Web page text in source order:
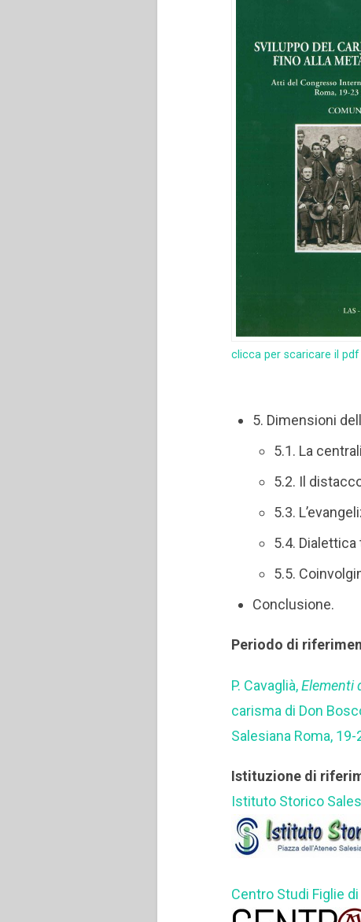
clicca per scaricare il pdf
5. Dimensioni
5.1. La
5.2. Il
5.3.
5.4.
5.5.
Conclusione.
Periodo di
P. Cavaglià,Elementi
carisma di Don
Salesiana Roma,
Istituzione di
Istituto Storico
Centro Studi Figlie